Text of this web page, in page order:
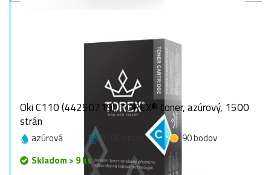
Oki C110 (44250719), TOREX® toner, azúrový, 1500
strán
azúrová 1500 strán
90 bodov
Skladom > 9 ks